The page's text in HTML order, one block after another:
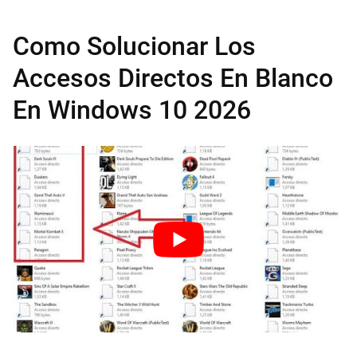
Como Solucionar Los
Accesos Directos En Blanco
En Windows 10 2026